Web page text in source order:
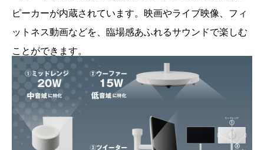
ピーカーが内蔵されています。映画やライブ映像、フィ
ットネス動画などを、臨場感あふれるサウンドで楽しむ
ことができます。